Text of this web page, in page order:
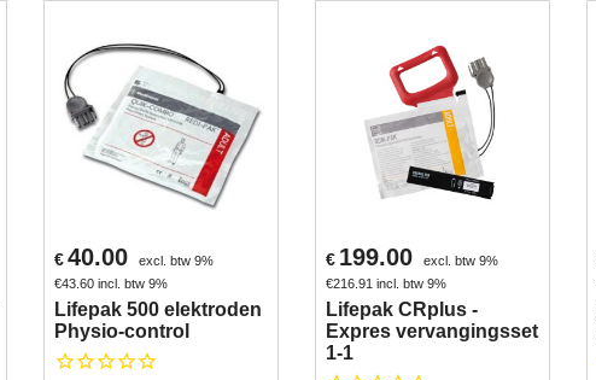
€40.00
excl. btw 9%
€43.60 incl. btw 9%
Lifepak 500 elektroden
Physio-control
€ 199.00
excl. btw 9%
€216.91 incl. btw 9%
Lifepak CRplus -
Expres vervangingsset
1-1